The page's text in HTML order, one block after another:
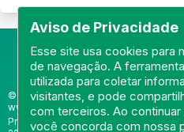
Aviso de Privacidade
Esse site usa cookies para
de navegação. A
utilizada para coletar
visitantes, e pode
com terceiros. Ao
você concorda com nossa
© Portal do Conselho Regional de
www.cremerj.org.br
Praia de Botafogo (228), loja 119b -